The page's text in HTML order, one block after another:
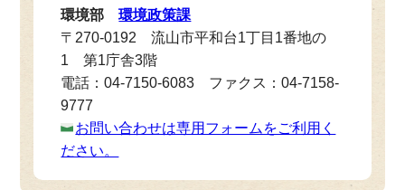
環境部環境政策課
〒270-0192 流山市平和台1丁目1番地の
1 第1庁舎3階
電話：04-7150-6083 ファクス：04-7158-
9777
お問い合わせは専用フォームをご利用く
ださい。